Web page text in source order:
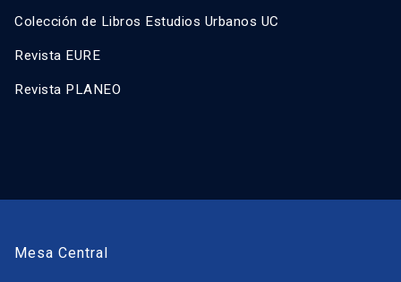
Colección de Libros Estudios Urbanos UC
Revista EURE
Revista PLANEO
Mesa Central